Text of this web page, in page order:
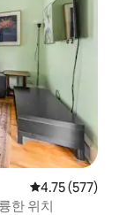
평점 4.75점(5
4.75 (577)
한 위치